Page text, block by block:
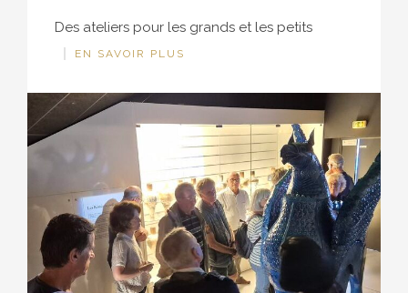
Des ateliers pour les grands et les petits
EN SAVOIR PLUS